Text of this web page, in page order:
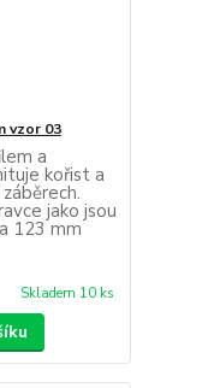
vzor 03
a
kořist a
jako jsou
123 mm
Skladem 10 ks